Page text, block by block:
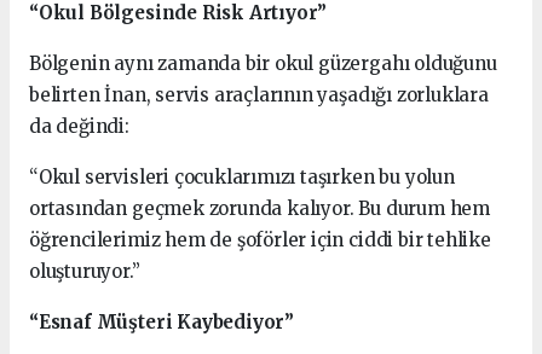
“Okul Bölgesinde Risk Artıyor”
Bölgenin aynı zamanda bir okul güzergahı olduğunu
belirten İnan, servis araçlarının yaşadığı zorluklara
da değindi:
“Okul servisleri çocuklarımızı taşırken bu yolun
ortasından geçmek zorunda kalıyor. Bu durum hem
öğrencilerimiz hem de şoförler için ciddi bir tehlike
oluşturuyor.”
“Esnaf Müşteri Kaybediyor”